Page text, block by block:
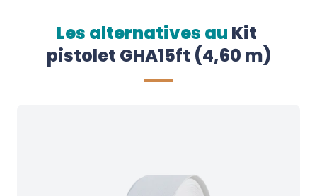
Les alternatives au Kit
pistolet GHA15ft (4,60 m)